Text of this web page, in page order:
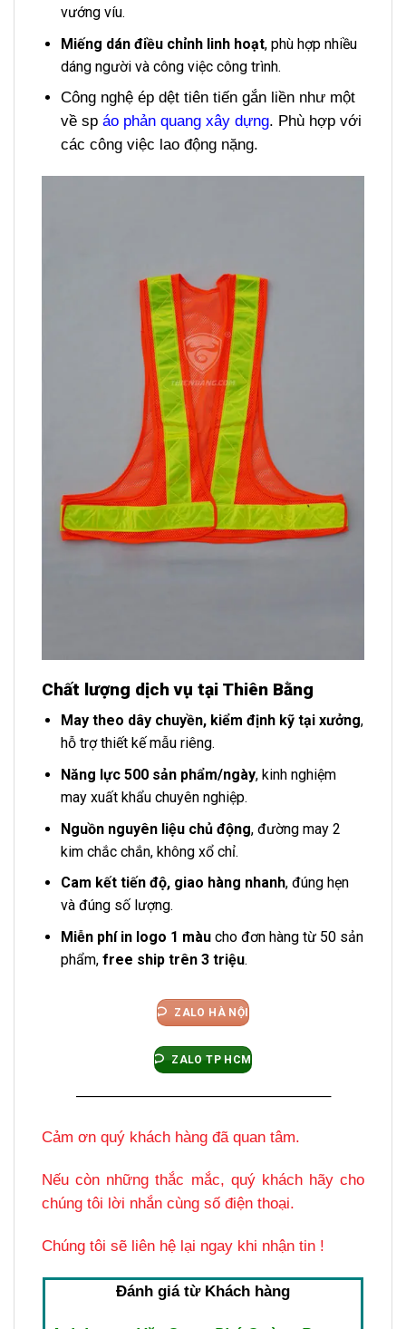
vướng víu.
Miếng dán điều chỉnh linh hoạt, phù hợp nhiều
dáng người và công việc công trình.
Công nghệ ép dệt tiên tiến gắn liền như một
về sp áo phản quang xây dựng. Phù hợp với
các công việc lao động nặng.
Chất lượng dịch vụ tại Thiên Bằng
May theo dây chuyền, kiểm định kỹ tại xưởng,
hỗ trợ thiết kế mẫu riêng.
Năng lực 500 sản phẩm/ngày, kinh nghiệm
may xuất khẩu chuyên nghiệp.
Nguồn nguyên liệu chủ động, đường may 2
kim chắc chắn, không xổ chỉ.
Cam kết tiến độ, giao hàng nhanh, đúng hẹn
và đúng số lượng.
Miễn phí in logo 1 màucho đơn hàng từ 50 sản
phẩm,free ship trên 3 triệu.
ZALO HÀ NỘI
ZALO TP HCM
————————————————–
Cảm ơn quý khách hàng đã quan tâm.
Nếu còn những thắc mắc, quý khách hãy cho
chúng tôi lời nhắn cùng số điện thoại.
Chúng tôi sẽ liên hệ lại ngay khi nhận tin !
Đánh giá từ Khách hàng